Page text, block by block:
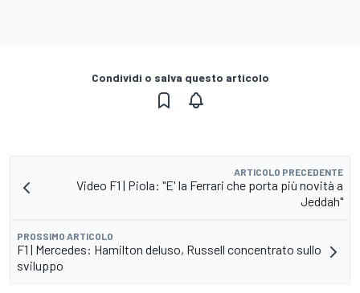
Condividi o salva questo articolo
ARTICOLO PRECEDENTE
Video F1 | Piola: "E' la Ferrari che porta più novità a
Jeddah"
PROSSIMO ARTICOLO
F1 | Mercedes: Hamilton deluso, Russell concentrato sullo
sviluppo